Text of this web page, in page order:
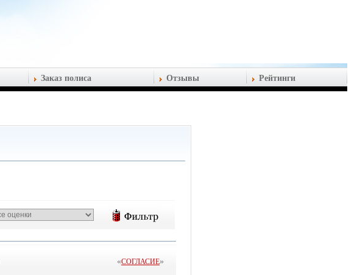
Заказ полиса Отзывы Рейтинги
«СОГЛАСИЕ»